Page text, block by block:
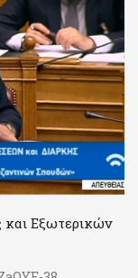
και Εξωτερικών